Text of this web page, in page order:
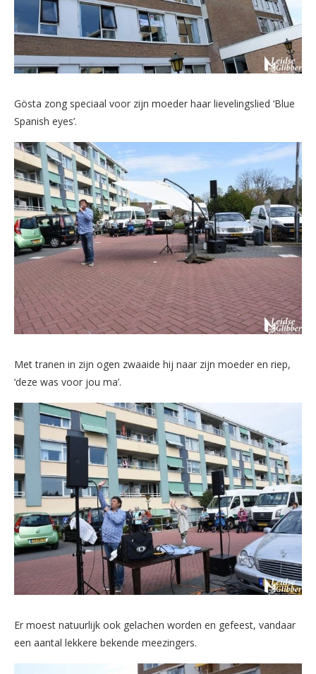
Gösta zong speciaal voor zijn moeder haar lievelingslied ‘Blue
Spanish eyes’.
Met tranen in zijn ogen zwaaide hij naar zijn moeder en riep,
‘deze was voor jou ma’.
Er moest natuurlijk ook gelachen worden en gefeest, vandaar
een aantal lekkere bekende meezingers.